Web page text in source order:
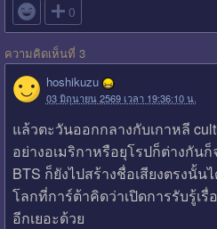
 0
ความคิดเห็นที่ 3
hoshikuzu
03 มิถุนายน 2569 เวลา 19:36:10 น.
แล้วตะวันออกกลางกับเกาหลี
อย่างอเมริกาหรือยุโรปก็ต่างกัน
BTS ก็ยังไปสร้างชื่อเสียงตรงนั้น
โลกที่การ์ต้าคิดว่าเปิดการรับรู้เ
อีกเยอะด้วย